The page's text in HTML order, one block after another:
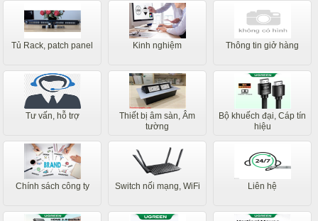
Tủ Rack, patch panel Kinh nghiệm Thông tin giở hàng
Tư vấn, hỗ trợ
Thiết bị âm sàn, Âm
tường
Bộ khuếch đại, Cáp tín
hiệu
Chính sách công ty Switch nối mạng, WiFi Liên hệ